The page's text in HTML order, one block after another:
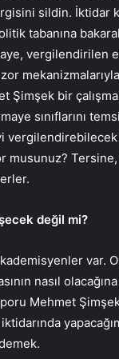
sildin. İktidar
tabanına
vergilendirilen
Şimşek bir
sınıflarını
vergilendirebilecek
musunuz?
değil mi?
var.
nasıl
Mehmet